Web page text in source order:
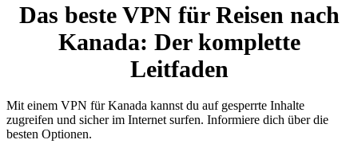
Das beste VPN für Reisen nach
Kanada: Der komplette
Leitfaden
Mit einem VPN für Kanada kannst du auf gesperrte Inhalte
zugreifen und sicher im Internet surfen. Informiere dich über die
besten Optionen.